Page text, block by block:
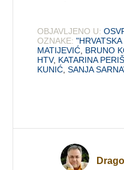
OBJAVLJENO U:
OZNAKE:
MATIJEVIĆ BRUNO
HTV, KATARINA
KUNIĆ ,SANJA